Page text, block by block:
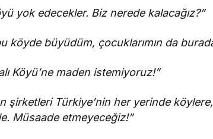
yok edecekler. Biz nerede kalacağız?”
köyde büyüdüm, çocuklarımın da
Köyü’ne maden istemiyoruz!”
şirketleri Türkiye’nin her yerinde
Müsaade etmeyeceğiz!”